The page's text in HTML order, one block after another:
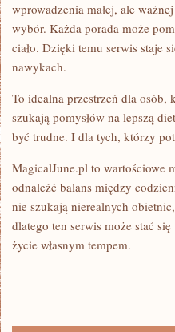
wprowadzenia małej, ale
wybór. Każda porada może
ciało. Dzięki temu serwis staje
nawykach.
To idealna przestrzeń dla
szukają pomysłów na lepszą
być trudne. I dla tych, którzy
MagicalJune.pl to wartościowe
odnaleźć balans między
nie szukają nierealnych
dlatego ten serwis może stać
życie własnym tempem.